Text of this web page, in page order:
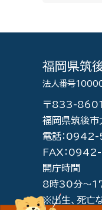
福岡県筑
法人番号
〒833-8601
福岡県筑後
電話：
FAX：
開庁時間
8時30分～17
※出生、死亡